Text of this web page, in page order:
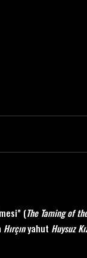
(The Taming of
Hırçınyahut Huysuz